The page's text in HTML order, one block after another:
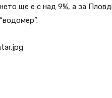
ще е с над 9%, а за